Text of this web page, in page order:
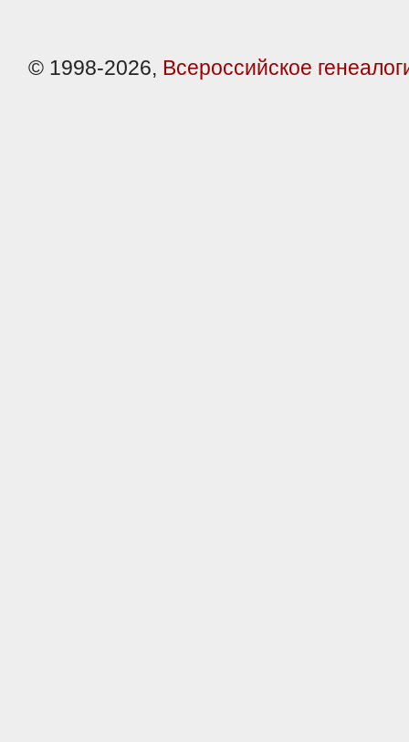
© 1998-2026, Всероссийское